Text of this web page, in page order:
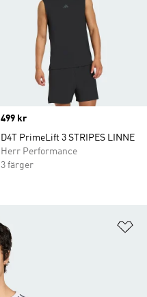
Price
499 kr
D4T PrimeLift 3 STRIPES LINNE
Herr Performance
3 färger